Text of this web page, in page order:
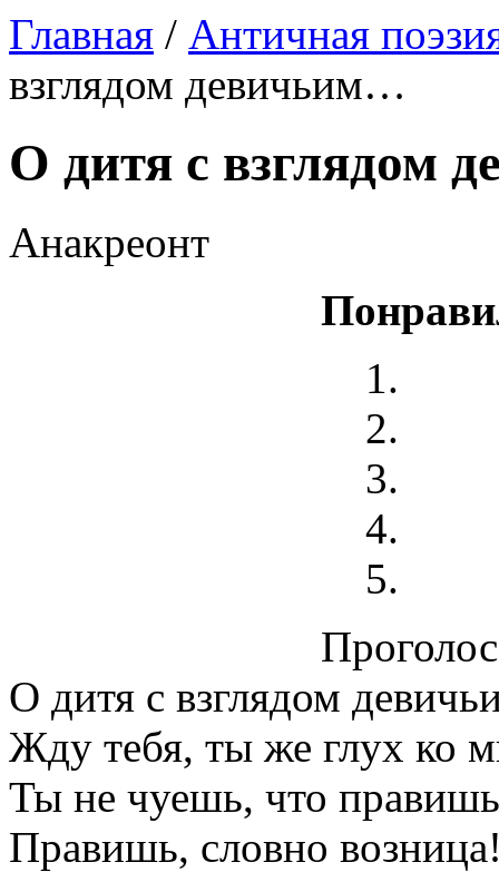
Главная / Античная
взглядом девичьим…
О дитя с взглядом
Анакреонт
О дитя с взглядом
Жду тебя, ты же глух ко
Ты не чуешь, что
Правишь, словно